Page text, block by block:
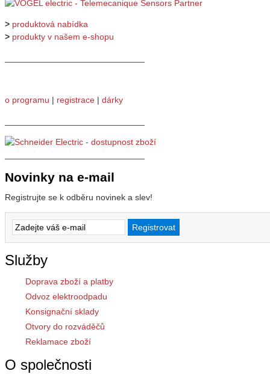
> produktová nabídka
> produkty v našem e-shopu
o programu | registrace | dárky
Novinky na e-mail
Registrujte se k odběru novinek a slev!
Služby
Doprava zboží a platby
Odvoz elektroodpadu
Konsignační sklady
Otvory do rozváděčů
Reklamace zboží
O společnosti